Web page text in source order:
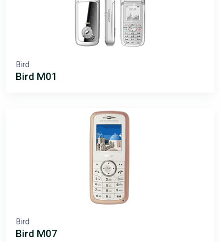
Bird
Bird M01
Bird
Bird M07